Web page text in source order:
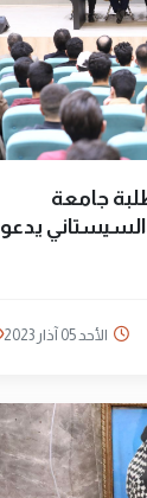
جامعة
يدعو
الأحد 05 آذار 2023